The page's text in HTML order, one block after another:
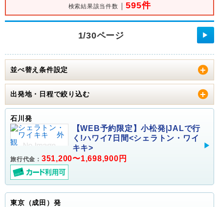
検索結果該当件数 ｜595件
1/30ページ ▶
並べ替え条件設定
出発地・日程で絞り込む
石川発
【WEB予約限定】小松発|JALで行
く!ハワイ7日間<シェラトン・ワイ
キキ>
旅行代金： 351,200〜1,698,900円
東京（成田）発